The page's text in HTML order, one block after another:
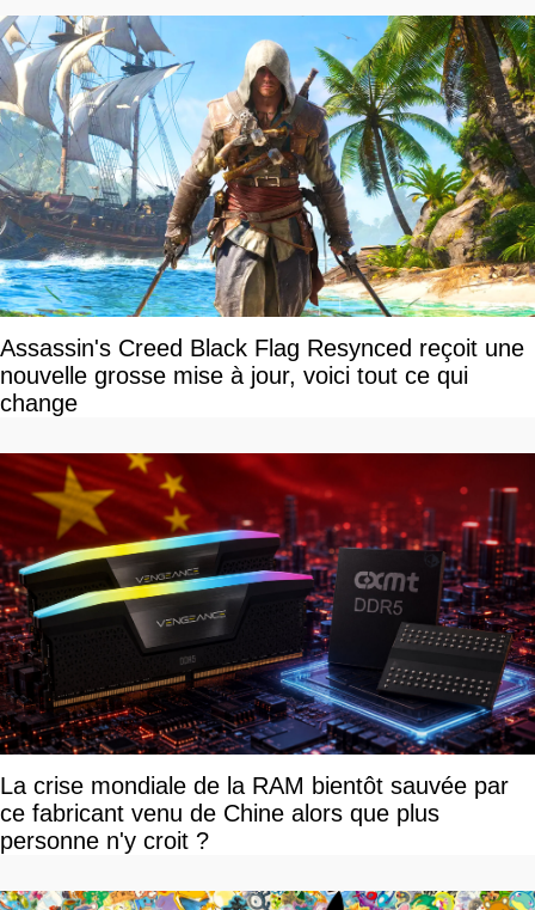
Assassin's Creed Black Flag Resynced reçoit une
nouvelle grosse mise à jour, voici tout ce qui
change
La crise mondiale de la RAM bientôt sauvée par
ce fabricant venu de Chine alors que plus
personne n'y croit ?